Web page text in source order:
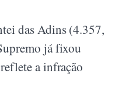
das Adins (4.357,
já fixou
a infração